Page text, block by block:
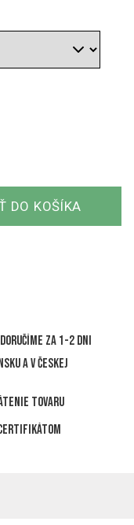
DO KOŠÍKA
za 1-2 dni
a v Českej
tovaru
certifikátom